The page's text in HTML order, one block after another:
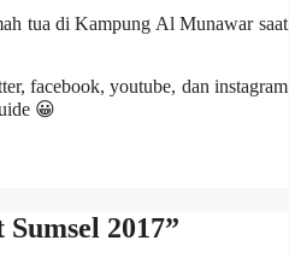
tua di Kampung Al Munawar saat
facebook, youtube, dan instagram
😀
2017”